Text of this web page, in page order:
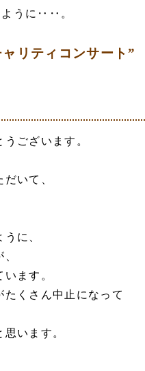
ように‥‥。
リティコンサート”
ございます。
いて、
に、
ます。
くさん中止になって
います。